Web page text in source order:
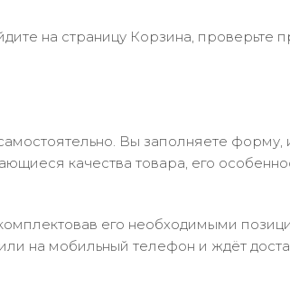
на страницу Корзина, проверьте
Вы заполняете форму,
качества товара, его
его необходимыми
на мобильный телефон и ждёт